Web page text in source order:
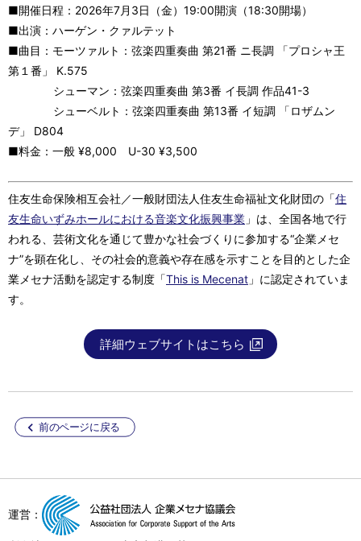
■開催日程：2026年7月3日（金）19:00開演（18:30開場）
■出演：ハーゲン・クァルテット
■曲目：モーツァルト：弦楽四重奏曲 第21番 ニ長調 「プロシャ王
第１番」 K.575
シューマン：弦楽四重奏曲 第3番 イ長調 作品41-3
シューベルト：弦楽四重奏曲 第13番 イ短調 「ロザムン
デ」 D804
■料金：一般 ¥8,000 U-30 ¥3,500
住友生命保険相互会社／一般財団法人住友生命福祉文化財団の「住
友生命いずみホールにおける音楽文化振興事業 」は、全国各地で行
われる、芸術文化を通じて豊かな社会づくりに参加する“企業メセ
ナ”を顕在化し、その社会的意義や存在感を示すことを目的とした企
業メセナ活動を認定する制度「This is Mecenat 」に認定されていま
す。
詳細ウェブサイトはこちら
前のページに戻る
運営：